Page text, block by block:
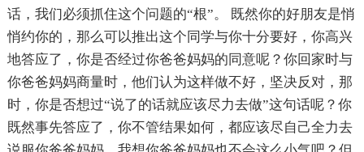
话，我们必须抓住这个问题的“根”。 既然你的好朋友是悄
悄约你的，那么可以推出这个同学与你十分要好，你高兴
地答应了，你是否经过你爸爸妈妈的同意呢？你回家时与
你爸爸妈妈商量时，他们认为这样做不好，坚决反对，那
时，你是否想过“说了的话就应该尽力去做”这句话呢？你
既然事先答应了，你不管结果如何，都应该尽自己全力去